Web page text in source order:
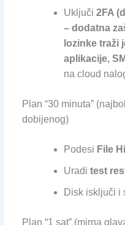
Uključi 2FA
– dodatna
lozinke traži
aplikacije,
na cloud
Plan “30 minuta”
dobijenog)
Podesi File
Uradi test
Disk isključi i
Plan “1 sat” (mirna